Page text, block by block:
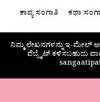
ಕಾವ್ಯ ಸಂಗಾತಿ ಕಥಾ
ನಿಮ್ಮ ಲೇಖನಗಳನ್ನು ಇ-ಮೇಲ್
ವೆಬ್ಸೈಟ್ ಕಳಿಸಬಹುದು